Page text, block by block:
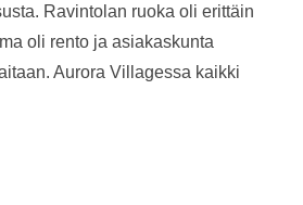
Ravintolan ruoka oli erittäin
oli rento ja asiakaskunta
Aurora Villagessa kaikki